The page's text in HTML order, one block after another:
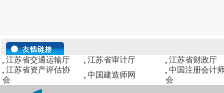
江苏省交通运输厅 江苏省审计厅
江苏省财政厅
江苏省资产评估协
会
中国建造师网
中国注册会计
会